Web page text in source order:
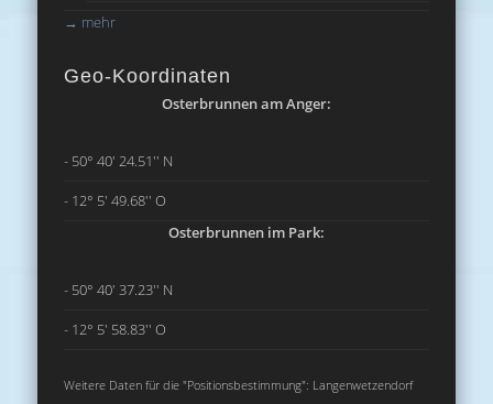
→ mehr
Geo-Koordinaten
Osterbrunnen am Anger:
- 50° 40' 24.51'' N
- 12° 5' 49.68'' O
Osterbrunnen im Park:
- 50° 40' 37.23'' N
- 12° 5' 58.83'' O
Weitere Daten für die "Positionsbestimmung": Langenwetzendorf